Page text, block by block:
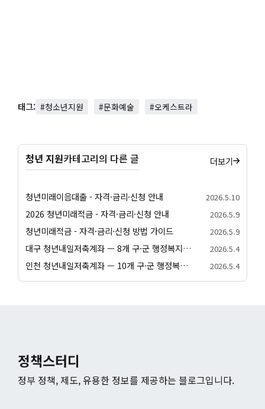
태그: #청소년지원 #문화예술 #오케스트라
청년 지원카테고리의 다른 글 더보기
청년미래이음대출 - 자격·금리·신청 안내 2026.5.10
2026 청년미래적금 - 자격·금리·신청 안내 2026.5.9
청년미래적금 - 자격·금리·신청 방법 가이드 2026.5.9
대구 청년내일저축계좌 — 8개 구·군 행정복지센터 신청 방법 2026.5.4
인천 청년내일저축계좌 — 10개 구·군 행정복지센터 신청 방법 2026.5.4
정책스터디
정부 정책, 제도, 유용한 정보를 제공하는 블로그입니다.